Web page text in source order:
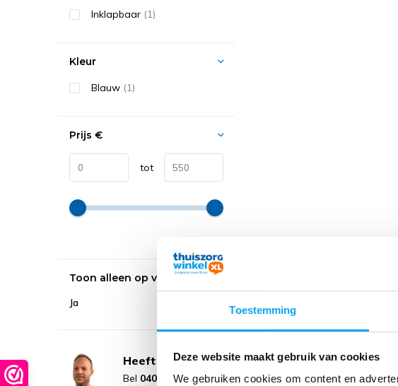
Toestemming
Deze website maakt gebruik van cookies
We gebruiken cookies om content en
Inklapbaar (1)
Kleur
Blauw (1)
Prijs €
tot
Toon alleen op voorraad
Ja
Heeft u een vraag?
Bel 040 236 45 06Neem